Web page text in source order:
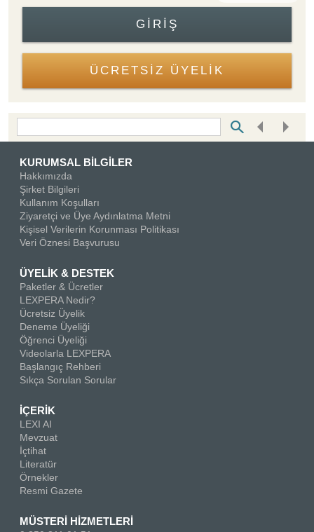
GIRIŞ
ÜCRETSİZ ÜYELİK
KURUMSAL BİLGİLER
Hakkımızda
Şirket Bilgileri
Kullanım Koşulları
Ziyaretçi ve Üye Aydınlatma Metni
Kişisel Verilerin Korunması Politikası
Veri Öznesi Başvurusu
ÜYELİK & DESTEK
Paketler & Ücretler
LEXPERA Nedir?
Ücretsiz Üyelik
Deneme Üyeliği
Öğrenci Üyeliği
Videolarla LEXPERA
Başlangıç Rehberi
Sıkça Sorulan Sorular
İÇERİK
LEXI AI
Mevzuat
İçtihat
Literatür
Örnekler
Resmi Gazete
MÜSTERİ HİZMETLERİ